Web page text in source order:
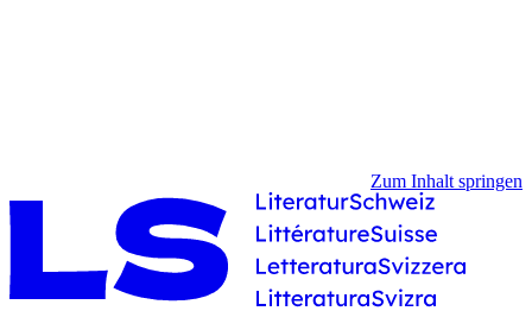
Zum Inhalt springen